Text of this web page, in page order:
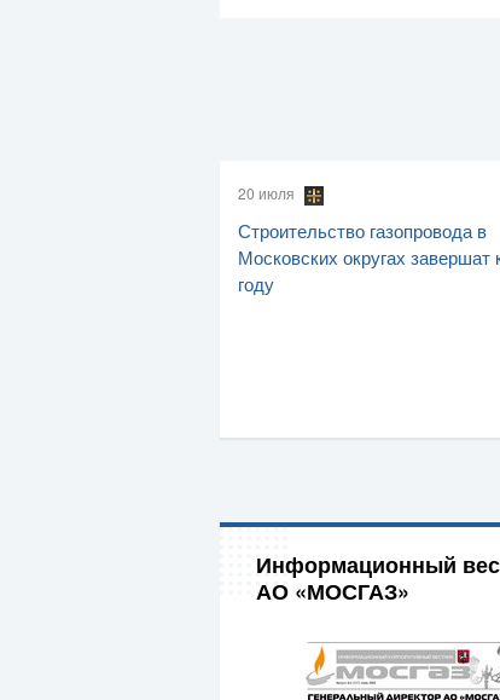
20 июля
Строительство газопровода в
Московских округах завершат
году
Информационный
АО «МОСГАЗ»